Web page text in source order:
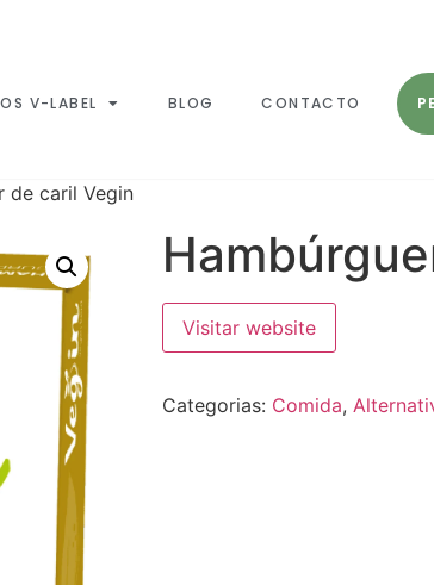
V-LABEL BLOG CONTACTO
de caril Vegin
Visitar website
Categorias: Comida,